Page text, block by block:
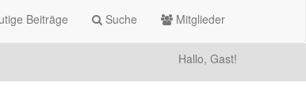
Beiträge Suche Mitglieder
Hallo, Gast!